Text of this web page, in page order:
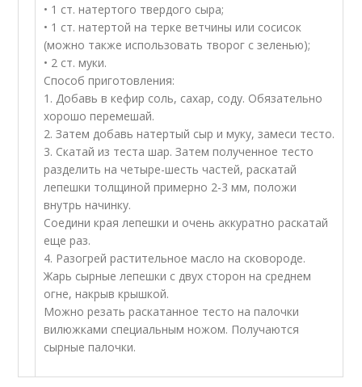
• 1 ст. натертого твердого сыра;
• 1 ст. натертой на терке ветчины или сосисок
(можно также использовать творог с зеленью);
• 2 ст. муки.
Способ приготовления:
1. Добавь в кефир соль, сахар, соду. Обязательно
хорошо перемешай.
2. Затем добавь натертый сыр и муку, замеси тесто.
3. Скатай из теста шар. Затем полученное тесто
разделить на четыре-шесть частей, раскатай
лепешки толщиной примерно 2-3 мм, положи
внутрь начинку.
Соедини края лепешки и очень аккуратно раскатай
еще раз.
4. Разогрей растительное масло на сковороде.
Жарь сырные лепешки с двух сторон на среднем
огне, накрыв крышкой.
Можно резать раскатанное тесто на палочки
вилюжками специальным ножом. Получаются
сырные палочки.